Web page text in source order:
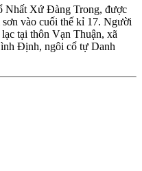
Nhất Xứ Đàng Trong, được
vào cuối thế kỉ 17. Người
tại thôn Vạn Thuận, xã
Định, ngôi cổ tự Danh